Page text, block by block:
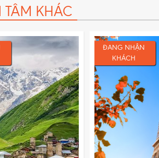
KHÁC
12 ngày 11 đêm
ĐANG NHẬN
KHÁCH
Thời gian: